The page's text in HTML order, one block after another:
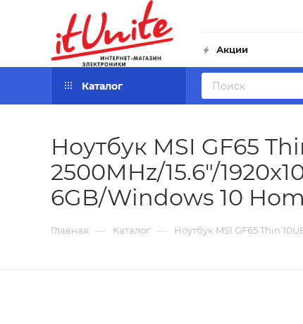
Акции
Каталог
Ноутбук MSI GF65
2500MHz/15.6"/
6GB/Windows 10
Главная — Каталог — Ноутбук MSI GF65 Thin